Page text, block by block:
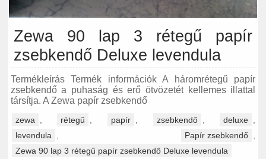
Zewa 90 lap 3 rétegű papír
zsebkendő Deluxe levendula
Termékleírás Termék információk A háromrétegű papír
zsebkendő a puhaság és erő ötvözetét kellemes illattal
társítja. A Zewa papír zsebkendő
zewa rétegű papír zsebkendő deluxe
levendula
Papír zsebkendő
Zewa 90 lap 3 rétegű papír zsebkendő Deluxe levendula